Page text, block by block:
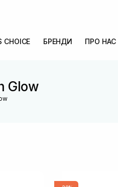
CHOICE БРЕНДИ ПРО НАС
Glow